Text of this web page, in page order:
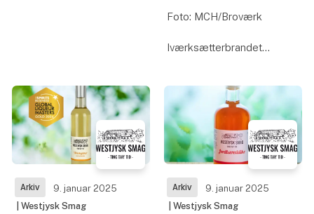
Vi har opsti
Foto: MCH/Broværk
Iværksætterbrandet
I forbindelse med
åbningen af Formland
Design-messen den 17.
Messecenter Herning,
blev RE·ESSENCE
Arkiv
9. januar 2025
| Westjysk Smag
Arkiv
9. januar 2025
| Westjysk Smag